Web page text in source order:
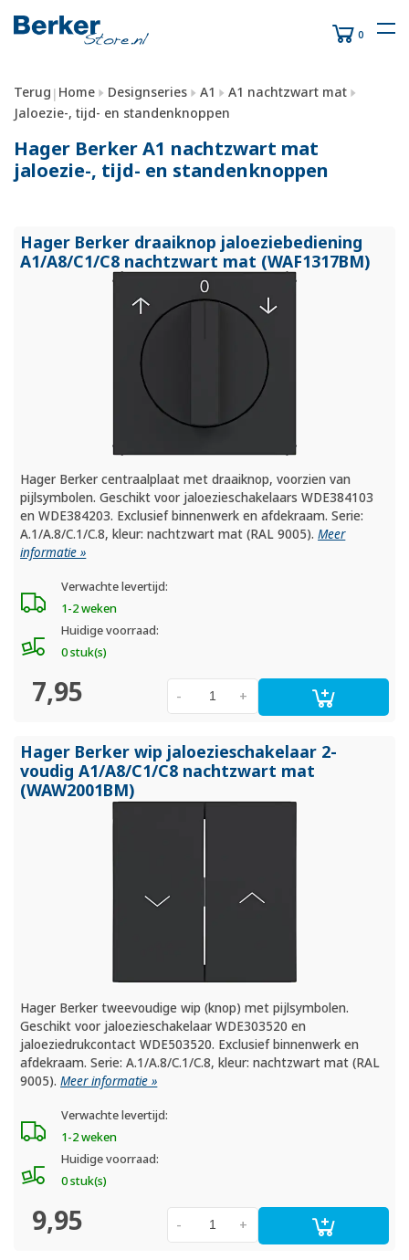
0
Terug | Home Designseries A1
A1 nachtzwart mat
Jaloezie-, tijd- en standenknoppen
Hager Berker A1 nachtzwart mat
jaloezie-, tijd- en standenknoppen
Hager Berker draaiknop jaloeziebediening
A1/A8/C1/C8 nachtzwart mat (WAF1317BM)
Hager Berker centraalplaat met draaiknop, voorzien van
pijlsymbolen. Geschikt voor jaloezieschakelaars WDE384103
en WDE384203. Exclusief binnenwerk en afdekraam. Serie:
A.1/A.8/C.1/C.8, kleur: nachtzwart mat (RAL 9005).Meer
informatie »
Verwachte levertijd:
1-2 weken
Huidige voorraad:
0 stuk(s)
7,95 +
-
Hager Berker wip jaloezieschakelaar 2-
voudig A1/A8/C1/C8 nachtzwart mat
(WAW2001BM)
Hager Berker tweevoudige wip (knop) met pijlsymbolen.
Geschikt voor jaloezieschakelaar WDE303520 en
jaloeziedrukcontact WDE503520. Exclusief binnenwerk en
afdekraam. Serie: A.1/A.8/C.1/C.8, kleur: nachtzwart mat (RAL
9005).Meer informatie »
Verwachte levertijd:
1-2 weken
Huidige voorraad:
0 stuk(s)
9,95 +
-